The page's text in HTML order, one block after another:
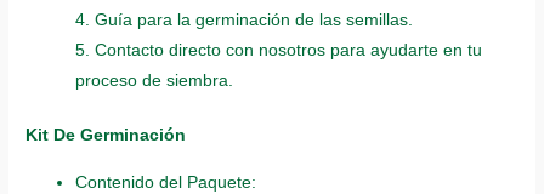
4. Guía para la germinación de las semillas.
5. Contacto directo con nosotros para ayudarte en tu
proceso de siembra.
Kit De Germinación
Contenido del Paquete: